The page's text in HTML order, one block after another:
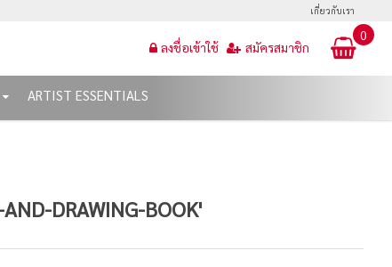
เกี่ยวกับเรา
0
ลงชื่อเข้าใช้ สมัครสมาชิก
ARTIST ESSENTIALS
DRAWING-BOOK'